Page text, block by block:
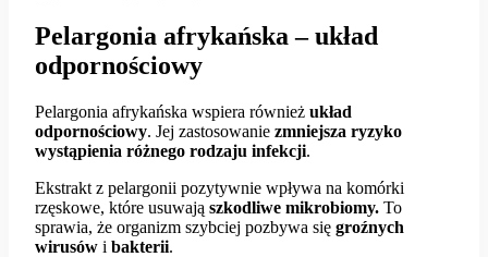
Pelargonia afrykańska – układ
odpornościowy
Pelargonia afrykańska wspiera również układ
odpornościowy. Jej zastosowanie zmniejsza ryzyko
wystąpienia różnego rodzaju infekcji.
Ekstrakt z pelargonii pozytywnie wpływa na komórki
rzęskowe, które usuwają szkodliwe mikrobiomy. To
sprawia, że organizm szybciej pozbywa się groźnych
wirusów i bakterii.